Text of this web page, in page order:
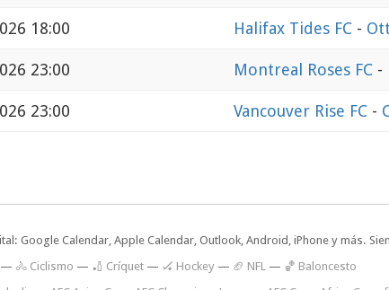
18:00 Halifax Tides FC -
23:00 Montreal Roses FC -
23:00 Vancouver Rise FC -
Google Calendar, Apple Calendar, Outlook, Android, iPhone y más.
— 🚴 Ciclismo — 🏏 Críquet — 🏑 Hockey — 🏈 NFL — 🏀 Baloncesto